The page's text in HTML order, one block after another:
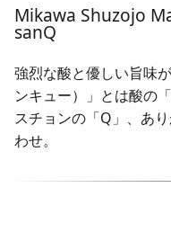
Mikawa Shuzojo
sanQ
強烈な酸と優しい旨味
ンキュー）」とは酸の
スチョンの「Q」、あ
わせ。